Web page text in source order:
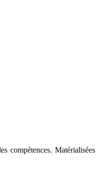
compétences. Matérialisées